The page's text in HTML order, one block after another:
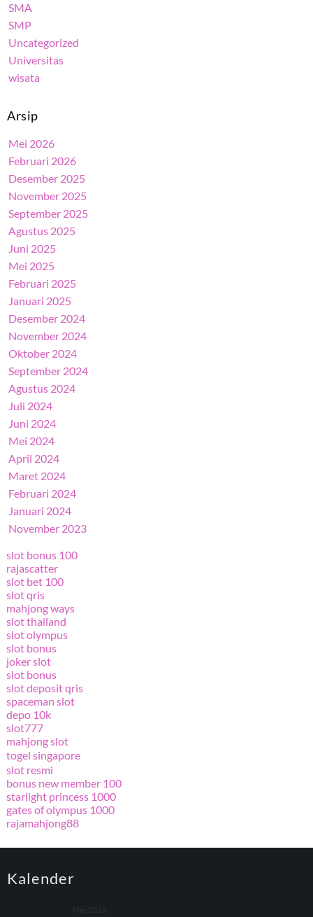
SMA
SMP
Uncategorized
Universitas
wisata
Arsip
Mei 2026
Februari 2026
Desember 2025
November 2025
September 2025
Agustus 2025
Juni 2025
Mei 2025
Februari 2025
Januari 2025
Desember 2024
November 2024
Oktober 2024
September 2024
Agustus 2024
Juli 2024
Juni 2024
Mei 2024
April 2024
Maret 2024
Februari 2024
Januari 2024
November 2023
slot bonus 100
rajascatter
slot bet 100
slot qris
mahjong ways
slot thailand
slot olympus
slot bonus
joker slot
slot bonus
slot deposit qris
spaceman slot
depo 10k
slot777
mahjong slot
togel singapore
slot resmi
bonus new member 100
starlight princess 1000
gates of olympus 1000
rajamahjong88
Kalender
Mei 2026